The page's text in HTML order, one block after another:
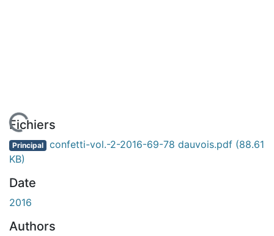
En cours de chargement...
Fichiers
Principal confetti-vol.-2-2016-69-78 dauvois.pdf (88.61
KB)
Date
2016
Authors